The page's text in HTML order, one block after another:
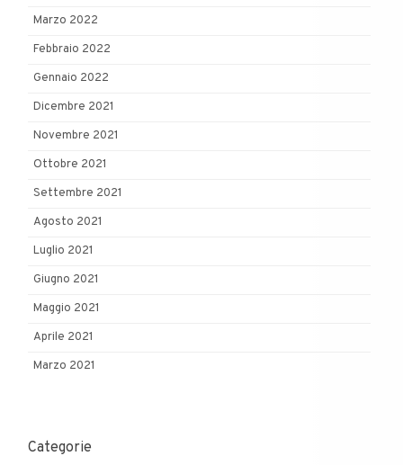
Marzo 2022
Febbraio 2022
Gennaio 2022
Dicembre 2021
Novembre 2021
Ottobre 2021
Settembre 2021
Agosto 2021
Luglio 2021
Giugno 2021
Maggio 2021
Aprile 2021
Marzo 2021
Categorie